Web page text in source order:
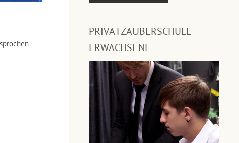
PRIVATZAUBERSCHULE
ERWACHSENE